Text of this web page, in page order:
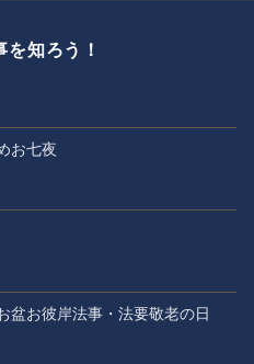
を知ろう！
お七夜
盆お彼岸法事・法要敬老の日